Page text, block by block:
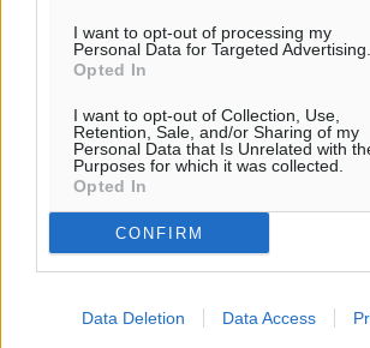
I want to opt-out of processing my
Personal Data for Targeted Advertising.
Opted In
I want to opt-out of Collection, Use,
Retention, Sale, and/or Sharing of my
Personal Data that Is Unrelated with
Purposes for which it was collected.
Opted In
CONFIRM
Data Deletion Data Access
Εγκρίθηκε η ηλεκτρική διασύνδεση
μέσω υποβρύχιων καλωδίων με την
Ελλάδα
Τοπικές Ειδήσεις• πριν 6 ώρες
στην Πάτμο
Οι συναντήσεις που είχε κατά την